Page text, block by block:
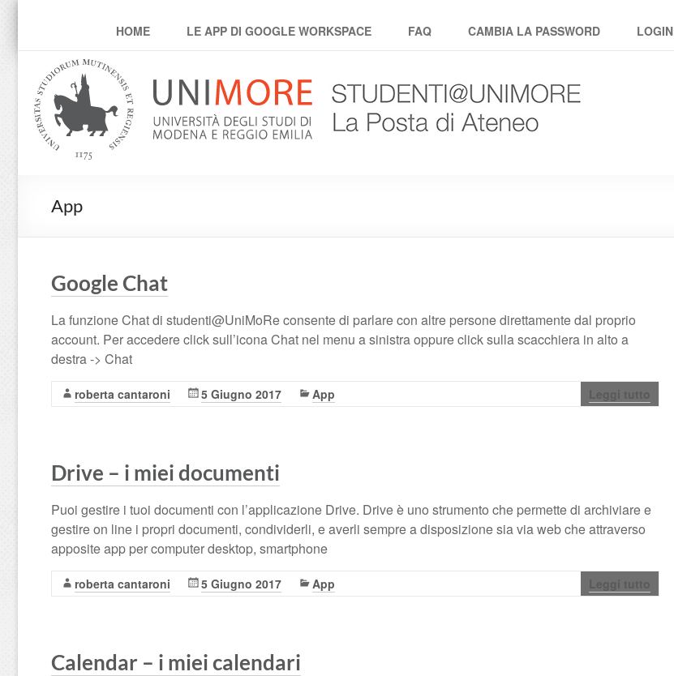
posta studenti
HOME LE APP DI GOOGLE WORKSPACE FAQ CAMBIA LA PASSWORD LOGIN
App
Google Chat
La funzione Chat di studenti@UniMoRe consente di parlare con altre persone direttamente dal proprio
account. Per accedere click sull’icona Chat nel menu a sinistra oppure click sulla scacchiera in alto a
destra -> Chat
roberta cantaroni 5 Giugno 2017 App Leggi tutto
Drive – i miei documenti
Puoi gestire i tuoi documenti con l’applicazione Drive. Drive è uno strumento che permette di archiviare e
gestire on line i propri documenti, condividerli, e averli sempre a disposizione sia via web che attraverso
apposite app per computer desktop, smartphone
roberta cantaroni 5 Giugno 2017 App Leggi tutto
Calendar – i miei calendari